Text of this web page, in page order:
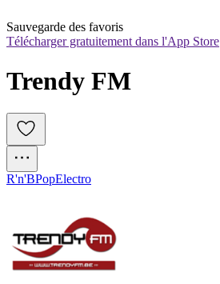
Sauvegarde des favoris
Télécharger gratuitement dans l'App Store
Trendy FM
R'n'BPopElectro